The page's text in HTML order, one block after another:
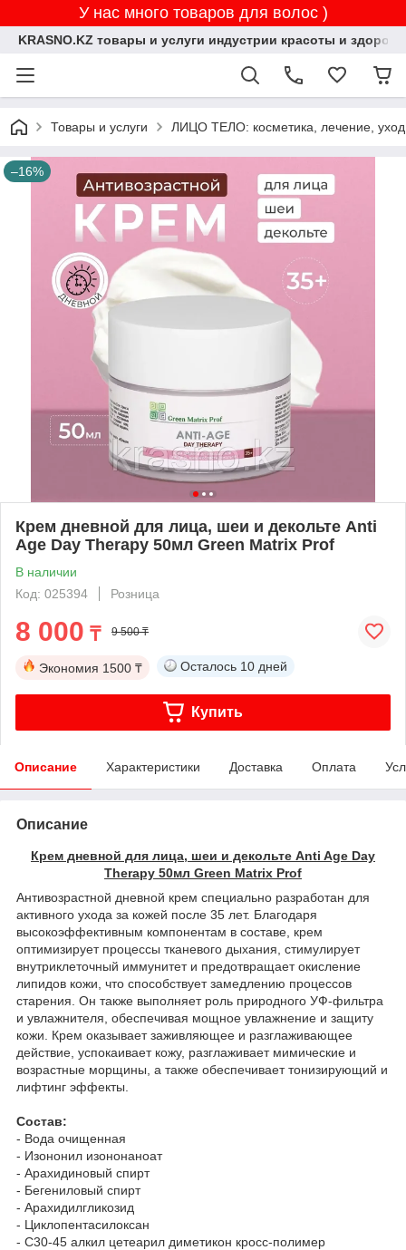
У нас много товаров для волос )
KRASNO.KZ товары и услуги индустрии красоты и
Товары и услуги ЛИЦО ТЕЛО: косметика, лечение, уход
–16%
Крем дневной для лица, шеи и декольте Anti
Age Day Therapy 50мл Green Matrix Prof
В наличии
Код: 025394
Розница
8 000 ₸ 9 500 ₸
Экономия 1500 ₸ Осталось 10 дней
Купить
Описание Характеристики Доставка Оплата
Описание
Крем дневной для лица, шеи и декольте Anti Age Day
Therapy 50мл Green Matrix Prof
Антивозрастной дневной крем специально разработан для
активного ухода за кожей после 35 лет. Благодаря
высокоэффективным компонентам в составе, крем
оптимизирует процессы тканевого дыхания, стимулирует
внутриклеточный иммунитет и предотвращает окисление
липидов кожи, что способствует замедлению процессов
старения. Он также выполняет роль природного УФ-фильтра
и увлажнителя, обеспечивая мощное увлажнение и защиту
кожи. Крем оказывает заживляющее и разглаживающее
действие, успокаивает кожу, разглаживает мимические и
возрастные морщины, а также обеспечивает тонизирующий и
лифтинг эффекты.
Состав:
- Вода очищенная
- Изононил изононаноат
- Арахидиновый спирт
- Бегениловый спирт
- Арахидилгликозид
- Циклопентасилоксан
- С30-45 алкил цетеарил диметикон кросс-полимер